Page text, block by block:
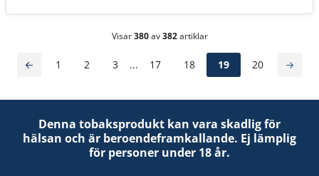
Visar380av382artiklar
1 2 3 ... 17 18 19 20
Denna tobaksprodukt kan vara skadlig för
hälsan och är beroendeframkallande. Ej lämplig
för personer under 18 år.